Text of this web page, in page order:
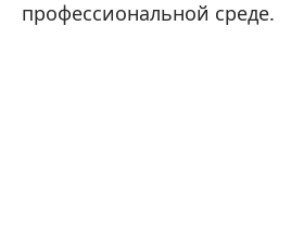
профессиональной среде.